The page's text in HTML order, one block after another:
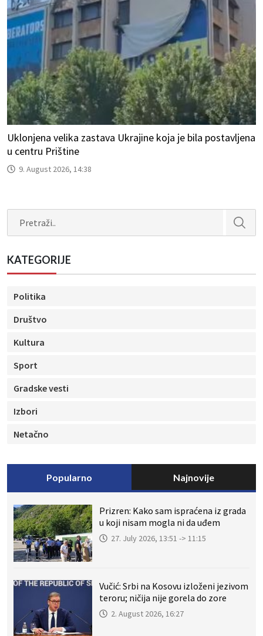
Uklonjena velika zastava Ukrajine koja je bila postavljena
u centru Prištine
9. August 2026, 14:38
KATEGORIJE
Politika
Društvo
Kultura
Sport
Gradske vesti
Izbori
Netačno
Popularno Najnovije
Prizren: Kako sam ispraćena iz grada
u koji nisam mogla ni da uđem
27. July 2026, 13:51 -> 11:15
Vučić: Srbi na Kosovu izloženi jezivom
teroru; ničija nije gorela do zore
2. August 2026, 16:27